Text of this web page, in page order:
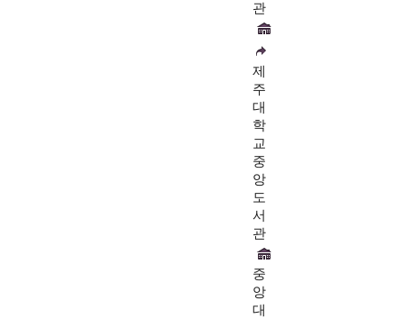
관
제
주
대
학
교
중
앙
도
서
관
중
앙
대